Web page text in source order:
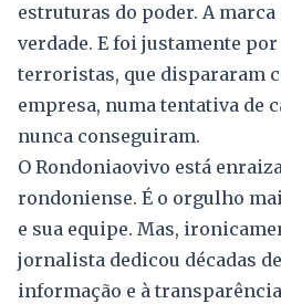
estruturas do poder. A marca
verdade. E foi justamente
terroristas, que dispararam
empresa, numa tentativa de
nunca conseguiram.
O Rondoniaovivo está
rondoniense. É o orgulho
e sua equipe. Mas,
jornalista dedicou décadas
informação e à